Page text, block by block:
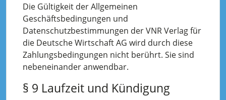
Die Gültigkeit der Allgemeinen
Geschäftsbedingungen und
Datenschutzbestimmungen der VNR Verlag für
die Deutsche Wirtschaft AG wird durch diese
Zahlungsbedingungen nicht berührt. Sie sind
nebeneinander anwendbar.
§ 9 Laufzeit und Kündigung